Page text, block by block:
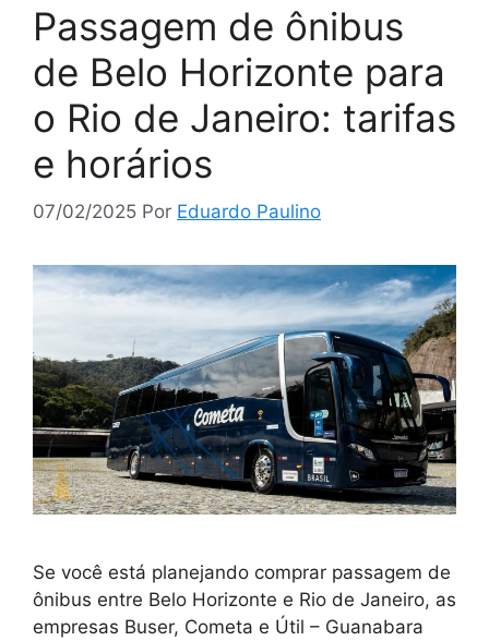
Passagem de ônibus
de Belo Horizonte para
o Rio de Janeiro: tarifas
e horários
07/02/2025 Por Eduardo Paulino
Se você está planejando comprar passagem de
ônibus entre Belo Horizonte e Rio de Janeiro, as
empresas Buser, Cometa e Útil – Guanabara